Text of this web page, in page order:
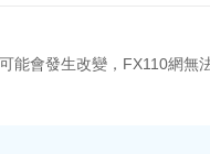
能會發生改變，FX110網